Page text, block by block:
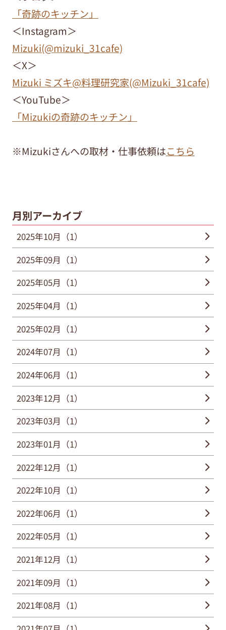
「奇跡のキッチン」
＜Instagram＞
Mizuki(@mizuki_31cafe)
＜X＞
Mizuki ミズキ@料理研究家(@Mizuki_31cafe)
＜YouTube＞
「Mizukiの奇跡のキッチン」
※Mizukiさんへの取材・仕事依頼はこちら
月別アーカイブ
2025年10月（1）
2025年09月（1）
2025年05月（1）
2025年04月（1）
2025年02月（1）
2024年07月（1）
2024年06月（1）
2023年12月（1）
2023年03月（1）
2023年01月（1）
2022年12月（1）
2022年10月（1）
2022年06月（1）
2022年05月（1）
2021年12月（1）
2021年09月（1）
2021年08月（1）